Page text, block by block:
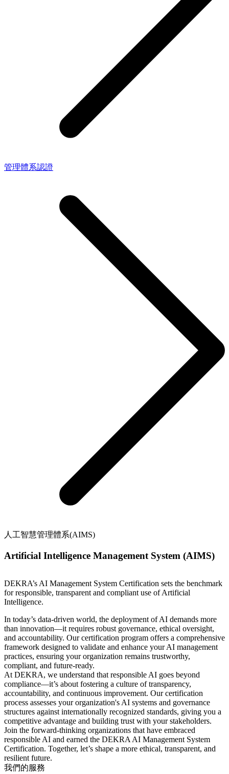
管理體系認證
人工智慧管理體系(AIMS)
Artificial Intelligence Management System (AIMS)
DEKRA’s AI Management System Certification sets the benchmark
for responsible, transparent and compliant use of Artificial
Intelligence.
In today’s data-driven world, the deployment of AI demands more
than innovation—it requires robust governance, ethical oversight,
and accountability. Our certification program offers a comprehensive
framework designed to validate and enhance your AI management
practices, ensuring your organization remains trustworthy,
compliant, and future-ready.
At DEKRA, we understand that responsible AI goes beyond
compliance—it’s about fostering a culture of transparency,
accountability, and continuous improvement. Our certification
process assesses your organization's AI systems and governance
structures against internationally recognized standards, giving you a
competitive advantage and building trust with your stakeholders.
Join the forward-thinking organizations that have embraced
responsible AI and earned the DEKRA AI Management System
Certification. Together, let’s shape a more ethical, transparent, and
resilient future.
我們的服務